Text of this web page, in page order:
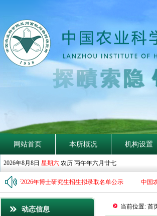
探賾索隐
网站首页 本所概况 机构设置
2026年8月8日 星期六 农历 丙午年六月廿七
究所2026年博士研究生招生拟录取名单公示 中国
动态信息 当前位置: 首